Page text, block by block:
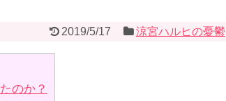
2019/5/17 涼宮ハルヒの憂鬱
のか？